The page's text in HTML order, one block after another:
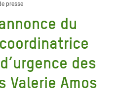
presse
du
des
Valerie Amos